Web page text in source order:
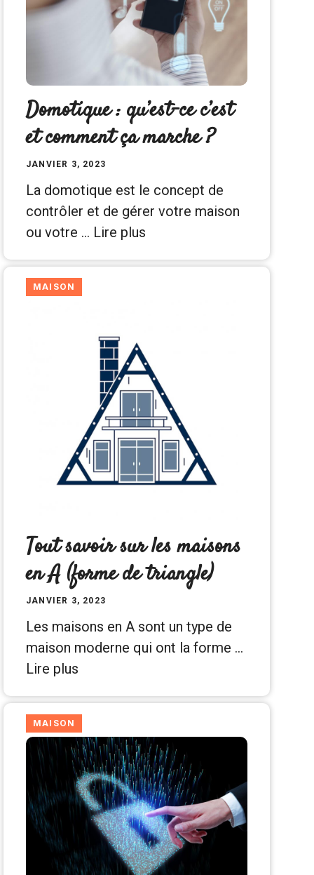
Domotique : qu’est-ce c’est
et comment ça marche ?
JANVIER 3, 2023
La domotique est le concept de
contrôler et de gérer votre maison
ou votre … Lire plus
MAISON
Tout savoir sur les maisons
en A (forme de triangle)
JANVIER 3, 2023
Les maisons en A sont un type de
maison moderne qui ont la forme …
Lire plus
MAISON